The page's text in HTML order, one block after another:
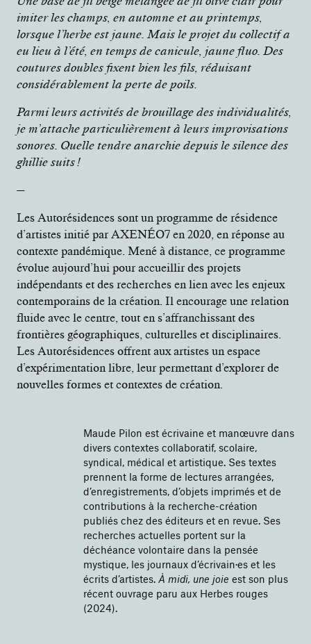
imiter les champs, en automne et au printemps,
lorsque l’herbe est jaune. Mais le projet du collectif a
eu lieu à l’été, en temps de canicule, jaune fluo. Des
coutures doubles fixent bien les fils, réduisant
considérablement la perte de poils.
Parmi leurs activités de brouillage des individualités,
je m’attache particulièrement à leurs improvisations
sonores. Quelle tendre anarchie depuis le silence des
ghillie suits !
—
Les Autorésidences sont un programme de résidence
d’artistes initié par AXENÉO7 en 2020, en réponse au
contexte pandémique. Mené à distance, ce programme
évolue aujourd’hui pour accueillir des projets
indépendants et des recherches en lien avec les enjeux
contemporains de la création. Il encourage une relation
fluide avec le centre, tout en s’affranchissant des
frontières géographiques, culturelles et disciplinaires.
Les Autorésidences offrent aux artistes un espace
d’expérimentation libre, leur permettant d’explorer de
nouvelles formes et contextes de création.
Maude Pilon est écrivaine et manœuvre dans
divers contextes collaboratif, scolaire,
syndical, médical et artistique. Ses textes
prennent la forme de lectures arrangées,
d’enregistrements, d’objets imprimés et de
contributions à la recherche-création
publiés chez des éditeurs et en revue. Ses
recherches actuelles portent sur la
déchéance volontaire dans la pensée
mystique, les journaux d’écrivain·es et les
écrits d’artistes. À midi, une joie est son plus
récent ouvrage paru aux Herbes rouges
(2024).